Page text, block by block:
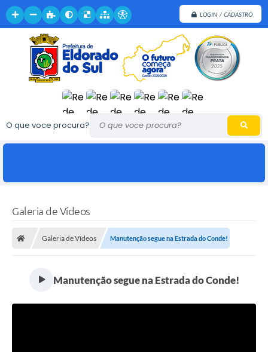
LOGIN / CADASTRO
O que voce procura?
Galeria de Vídeos
Galeria de Vídeos Manutenção segue na Estrada do Conde!
Manutenção segue na Estrada do Conde!